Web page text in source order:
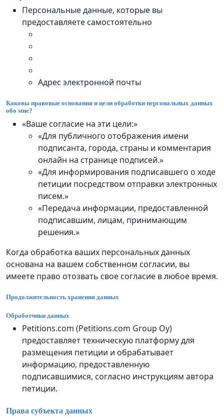
Персональные данные, которые вы
предоставляете самостоятельно
Адрес электронной почты
Каковы правовые основания и цели обработки персональных данных
обо мне?
«Ваше согласие на эти цели:»
«Для публичного отображения имени
подписанта, города, страны и комментария
онлайн на странице подписей.»
«Для информирования подписавшего о ходе
петиции посредством отправки электронных
писем.»
«Передача информации, предоставленной
подписавшим, лицам, принимающим
решения.»
Когда обработка ваших персональных данных
основана на вашем собственном согласии, вы
имеете право отозвать свое согласие в любое время.
Продолжительность хранения данных
Обработчики данных
Petitions.com (Petitions.com Group Oy)
предоставляет техническую платформу для
размещения петиции и обрабатывает
информацию, предоставленную
подписавшимися, согласно инструкциям автора
петиции.
Права субъекта данных